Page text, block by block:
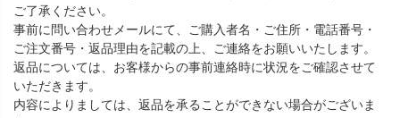
ご了承ください。
事前に問い合わせメールにて、ご購入者名・ご住所・電話番号・
ご注文番号・返品理由を記載の上、ご連絡をお願いいたします。
返品については、お客様からの事前連絡時に状況をご確認させて
いただきます。
内容によりましては、返品を承ることができない場合がございま